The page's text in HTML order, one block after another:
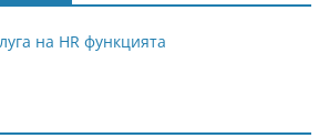
на HR функцията